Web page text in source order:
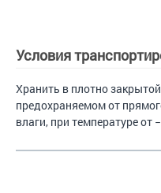
Условия
Хранить в плотно
предохраняемом от
влаги, при температуре от